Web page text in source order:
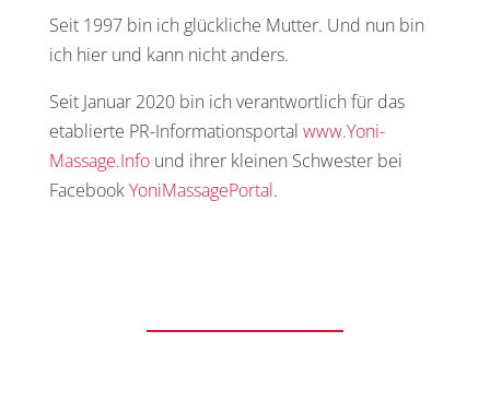
Seit 1997 bin ich glückliche Mutter. Und nun bin
ich hier und kann nicht anders.
Seit Januar 2020 bin ich verantwortlich für das
etablierte PR-Informationsportal www.Yoni-
Massage.Infound ihrer kleinen Schwester bei
FacebookYoniMassagePortal.